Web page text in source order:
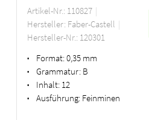
Artikel-Nr.: 110827
Hersteller: Faber-Castell
Hersteller-Nr.: 120301
• Format:0,35 mm
• Grammatur: B
• Inhalt: 12
• Ausführung: Feinminen